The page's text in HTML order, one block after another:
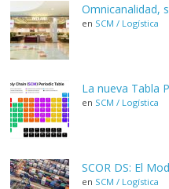
Omnicanalidad,
en SCM / Logística
La nueva Tabla
en SCM / Logística
SCOR DS: El
en SCM / Logística